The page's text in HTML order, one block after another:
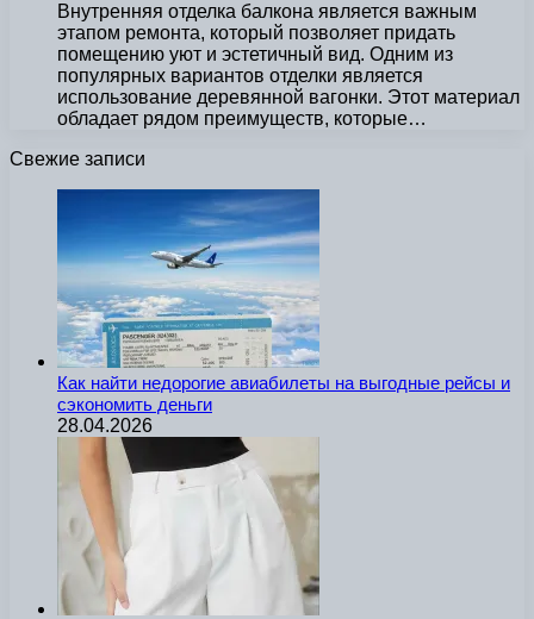
Внутренняя отделка балкона является важным
этапом ремонта, который позволяет придать
помещению уют и эстетичный вид. Одним из
популярных вариантов отделки является
использование деревянной вагонки. Этот материал
обладает рядом преимуществ, которые…
Свежие записи
Как найти недорогие авиабилеты на выгодные рейсы и
сэкономить деньги
28.04.2026